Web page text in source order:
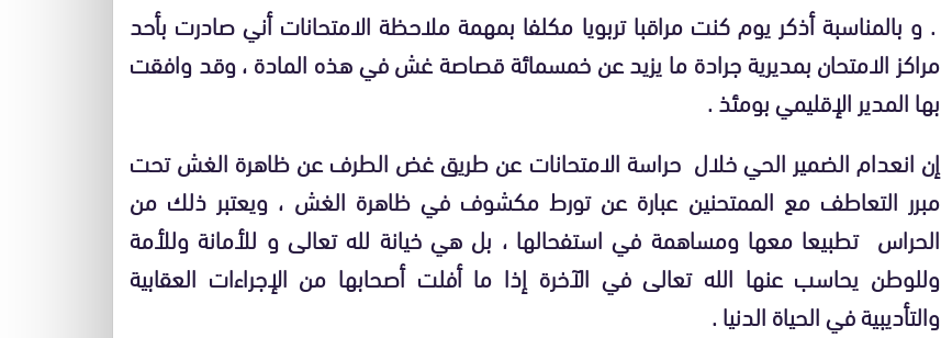
. و بالمناسبة أذكر يوم كنت مراقبا تربويا مكلفا بمهمة ملاحظة الامتحانات أني صادرت بأحد
مراكز الامتحان بمديرية جرادة ما يزيد عن خمسمائة قصاصة غش في هذه المادة ، وقد وافقت
بها المدير الإقليمي بومئذ .
إن انعدام الضمير الحي خلال حراسة الامتحانات عن طريق غض الطرف عن ظاهرة الغش تحت
مبرر التعاطف مع الممتحنين عبارة عن تورط مكشوف في ظاهرة الغش ، ويعتبر ذلك من
الحراس تطبيعا معها ومساهمة في استفحالها ، بل هي خيانة لله تعالى و للأمانة وللأمة
وللوطن يحاسب عنها الله تعالى في الآخرة إذا ما أفلت أصحابها من الإجراءات العقابية
والتأديبية في الحياة الدنيا .